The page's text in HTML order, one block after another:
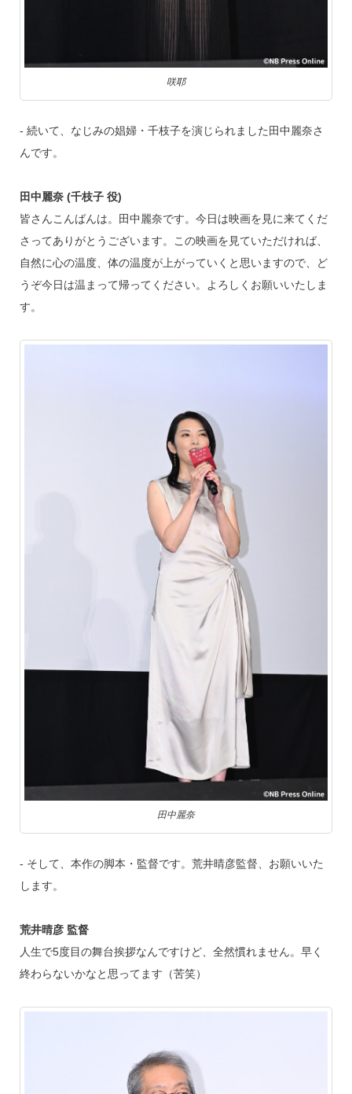
咲耶
‐ 続いて、なじみの娼婦・千枝子を演じられました田中麗奈さ
んです。
田中麗奈 (千枝子 役)
皆さんこんばんは。田中麗奈です。今日は映画を見に来てくだ
さってありがとうございます。この映画を見ていただければ、
自然に心の温度、体の温度が上がっていくと思いますので、ど
うぞ今日は温まって帰ってください。よろしくお願いいたしま
す。
田中麗奈
‐ そして、本作の脚本・監督です。荒井晴彦監督、お願いいた
します。
荒井晴彦 監督
人生で5度目の舞台挨拶なんですけど、全然慣れません。早く
終わらないかなと思ってます（苦笑）